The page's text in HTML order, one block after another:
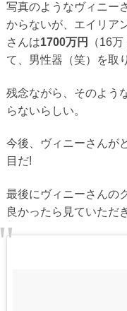
写真のようなヴィニー
からないが、エイリア
さんは1700万円
（16
て、男性器（笑）を取
残念ながら、そのよう
らないらしい。
今後、ヴィニーさんが
目だ!
最後にヴィニーさんの
良かったら見ていただ